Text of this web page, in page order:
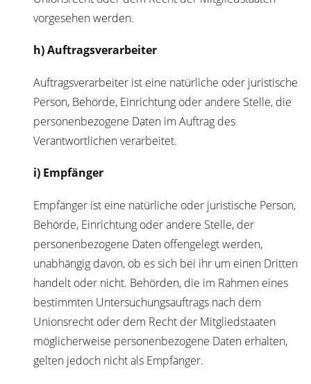
vorgesehen werden.
h) Auftragsverarbeiter
Auftragsverarbeiter ist eine natürliche oder juristische
Person, Behörde, Einrichtung oder andere Stelle, die
personenbezogene Daten im Auftrag des
Verantwortlichen verarbeitet.
i) Empfänger
Empfänger ist eine natürliche oder juristische Person,
Behörde, Einrichtung oder andere Stelle, der
personenbezogene Daten offengelegt werden,
unabhängig davon, ob es sich bei ihr um einen Dritten
handelt oder nicht. Behörden, die im Rahmen eines
bestimmten Untersuchungsauftrags nach dem
Unionsrecht oder dem Recht der Mitgliedstaaten
möglicherweise personenbezogene Daten erhalten,
gelten jedoch nicht als Empfänger.